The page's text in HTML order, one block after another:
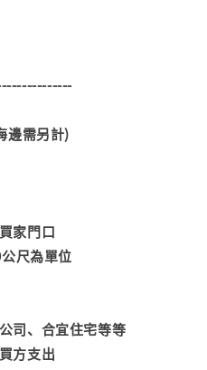
邊需另計)
家門口
尺為單位
司、合宜住宅等等
方支出